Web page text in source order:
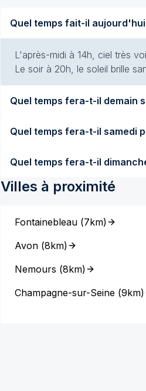
L'après-midi à 14h, ciel très
Le soir à 20h, le soleil brille
Villes à proximité
Fontainebleau (7km)
Avon (8km)
Nemours (8km)
Champagne-sur-Seine (9km)